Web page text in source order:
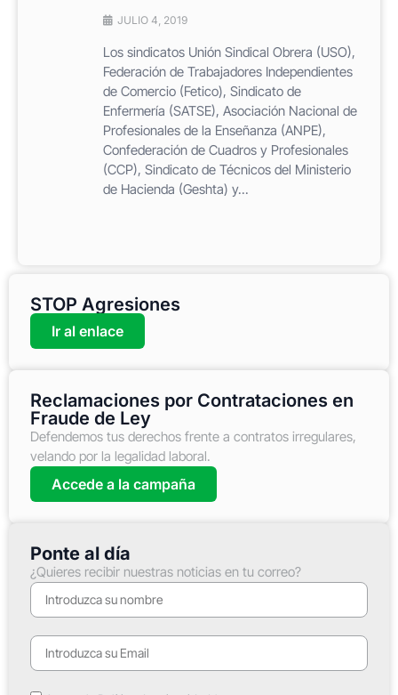
JULIO 4, 2019
Los sindicatos Unión Sindical Obrera (USO),
Federación de Trabajadores Independientes
de Comercio (Fetico), Sindicato de
Enfermería (SATSE), Asociación Nacional de
Profesionales de la Enseñanza (ANPE),
Confederación de Cuadros y Profesionales
(CCP), Sindicato de Técnicos del Ministerio
de Hacienda (Geshta) y...
STOP Agresiones
Ir al enlace
Reclamaciones por Contrataciones en
Fraude de Ley
Defendemos tus derechos frente a contratos irregulares,
velando por la legalidad laboral.
Accede a la campaña
Ponte al día
¿Quieres recibir nuestras noticias en tu correo?